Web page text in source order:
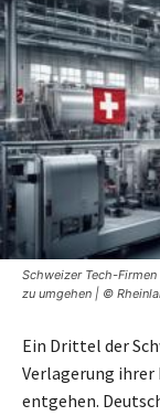
Schweizer Tech-
zu umgehen | ©
Ein Drittel der
Verlagerung ihrer
entgehen.